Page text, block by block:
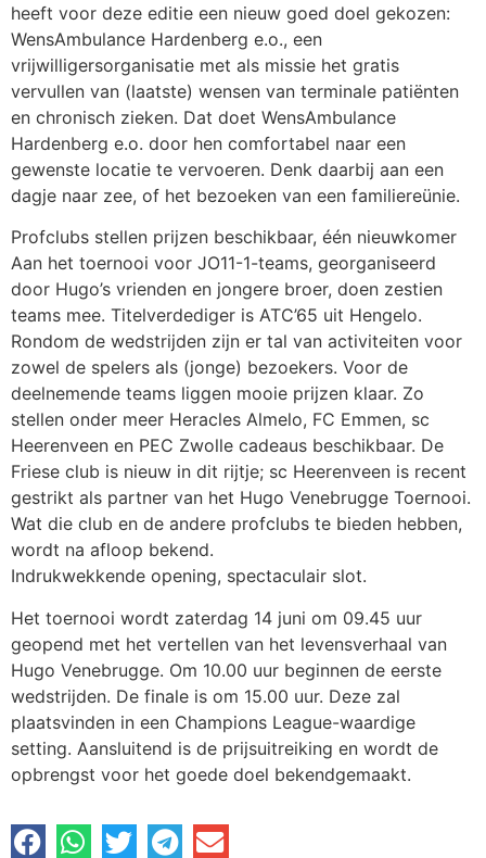
heeft voor deze editie een nieuw goed doel gekozen:
WensAmbulance Hardenberg e.o., een
vrijwilligersorganisatie met als missie het gratis
vervullen van (laatste) wensen van terminale patiënten
en chronisch zieken. Dat doet WensAmbulance
Hardenberg e.o. door hen comfortabel naar een
gewenste locatie te vervoeren. Denk daarbij aan een
dagje naar zee, of het bezoeken van een familiereünie.
Profclubs stellen prijzen beschikbaar, één nieuwkomer
Aan het toernooi voor JO11-1-teams, georganiseerd
door Hugo’s vrienden en jongere broer, doen zestien
teams mee. Titelverdediger is ATC’65 uit Hengelo.
Rondom de wedstrijden zijn er tal van activiteiten voor
zowel de spelers als (jonge) bezoekers. Voor de
deelnemende teams liggen mooie prijzen klaar. Zo
stellen onder meer Heracles Almelo, FC Emmen, sc
Heerenveen en PEC Zwolle cadeaus beschikbaar. De
Friese club is nieuw in dit rijtje; sc Heerenveen is recent
gestrikt als partner van het Hugo Venebrugge Toernooi.
Wat die club en de andere profclubs te bieden hebben,
wordt na afloop bekend.
Indrukwekkende opening, spectaculair slot.
Het toernooi wordt zaterdag 14 juni om 09.45 uur
geopend met het vertellen van het levensverhaal van
Hugo Venebrugge. Om 10.00 uur beginnen de eerste
wedstrijden. De finale is om 15.00 uur. Deze zal
plaatsvinden in een Champions League-waardige
setting. Aansluitend is de prijsuitreiking en wordt de
opbrengst voor het goede doel bekendgemaakt.